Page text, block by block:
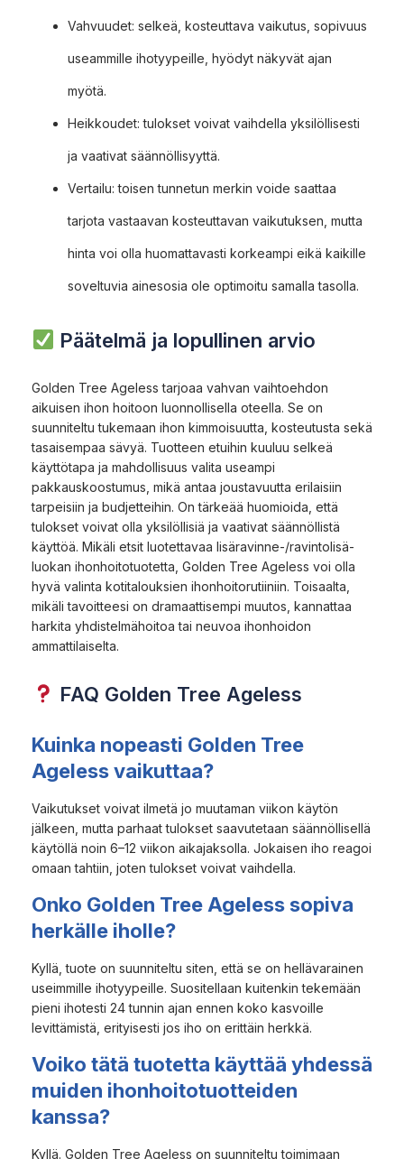
Vahvuudet: selkeä, kosteuttava vaikutus, sopivuus
useammille ihotyypeille, hyödyt näkyvät ajan
myötä.
Heikkoudet: tulokset voivat vaihdella yksilöllisesti
ja vaativat säännöllisyyttä.
Vertailu: toisen tunnetun merkin voide saattaa
tarjota vastaavan kosteuttavan vaikutuksen, mutta
hinta voi olla huomattavasti korkeampi eikä kaikille
soveltuvia ainesosia ole optimoitu samalla tasolla.
Päätelmä ja lopullinen arvio
Golden Tree Ageless tarjoaa vahvan vaihtoehdon
aikuisen ihon hoitoon luonnollisella oteella. Se on
suunniteltu tukemaan ihon kimmoisuutta, kosteutusta sekä
tasaisempaa sävyä. Tuotteen etuihin kuuluu selkeä
käyttötapa ja mahdollisuus valita useampi
pakkauskoostumus, mikä antaa joustavuutta erilaisiin
tarpeisiin ja budjetteihin. On tärkeää huomioida, että
tulokset voivat olla yksilöllisiä ja vaativat säännöllistä
käyttöä. Mikäli etsit luotettavaa lisäravinne-/ravintolisä-
luokan ihonhoitotuotetta, Golden Tree Ageless voi olla
hyvä valinta kotitalouksien ihonhoitorutiiniin. Toisaalta,
mikäli tavoitteesi on dramaattisempi muutos, kannattaa
harkita yhdistelmähoitoa tai neuvoa ihonhoidon
ammattilaiselta.
FAQ Golden Tree Ageless
Kuinka nopeasti Golden Tree
Ageless vaikuttaa?
Vaikutukset voivat ilmetä jo muutaman viikon käytön
jälkeen, mutta parhaat tulokset saavutetaan säännöllisellä
käytöllä noin 6–12 viikon aikajaksolla. Jokaisen iho reagoi
omaan tahtiin, joten tulokset voivat vaihdella.
Onko Golden Tree Ageless sopiva
herkälle iholle?
Kyllä, tuote on suunniteltu siten, että se on hellävarainen
useimmille ihotyypeille. Suositellaan kuitenkin tekemään
pieni ihotesti 24 tunnin ajan ennen koko kasvoille
levittämistä, erityisesti jos iho on erittäin herkkä.
Voiko tätä tuotetta käyttää yhdessä
muiden ihonhoitotuotteiden
kanssa?
Kyllä. Golden Tree Ageless on suunniteltu toimimaan